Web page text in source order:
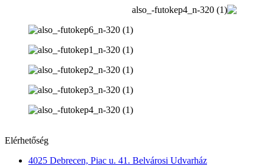
Elérhetőség
4025 Debrecen, Piac u. 41. Belvárosi Udvarház